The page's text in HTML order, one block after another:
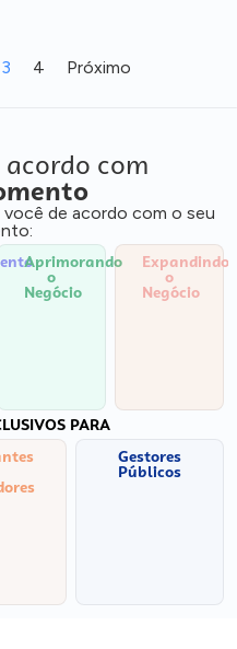
3 4 Próximo
com
você de acordo com o seu
Aprimorando
o
Negócio
Expandindo
o
Negócio
PARA
Gestores
Públicos